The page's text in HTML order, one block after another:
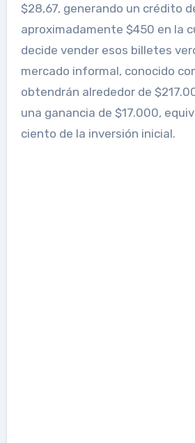
$28,67, generando un crédito
aproximadamente $450 en la
decide vender esos billetes
mercado informal, conocido
obtendrán alrededor de
una ganancia de $17.000,
ciento de la inversión inicial.